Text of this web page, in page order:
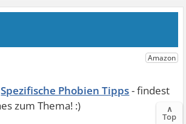
Spezifische Phobien Tipps
∧
Top